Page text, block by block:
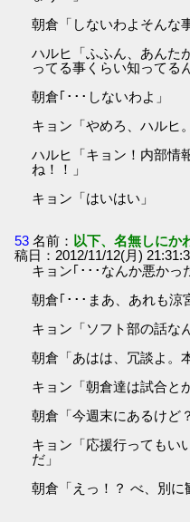
朝倉「しないわよそんな
ハルヒ「ふふん、あんた
ってる事くらい知ってる
朝倉｢･･･しないわよ」
キョン「やめろ、ハルヒ
ハルヒ「キョン！内部情
ね！！」
キョン「はいはい」
53 名前： 以下、名無しにか
稿日：2012/11/12(月)
キョン｢･･･なんか悪かっ
朝倉｢･･･まあ、あれも涼
キョン「ソフト部の話な
朝倉「あはは、冗談よ。
キョン「朝倉達は試合と
朝倉「今週末にあるけど
キョン「応援行ってもい
だ」
朝倉「えっ！？ べ、別に